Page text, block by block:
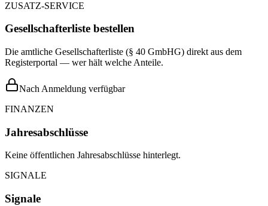
ZUSATZ-SERVICE
Gesellschafterliste bestellen
Die amtliche Gesellschafterliste (§ 40 GmbHG) direkt aus dem
Registerportal — wer hält welche Anteile.
Nach Anmeldung verfügbar
FINANZEN
Jahresabschlüsse
Keine öffentlichen Jahresabschlüsse hinterlegt.
SIGNALE
Signale